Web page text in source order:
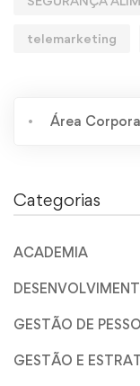
telemarketing
Área
Categorias
ACADEMIA
GESTÃO DE
GESTÃO E